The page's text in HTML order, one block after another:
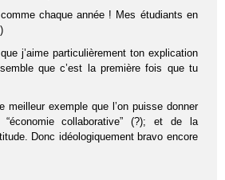
chaque année ! Mes étudiants en
j’aime particulièrement ton explication
que c’est la première fois que tu
meilleur exemple que l’on puisse donner
collaborative” (?); et de la
Donc idéologiquement bravo encore